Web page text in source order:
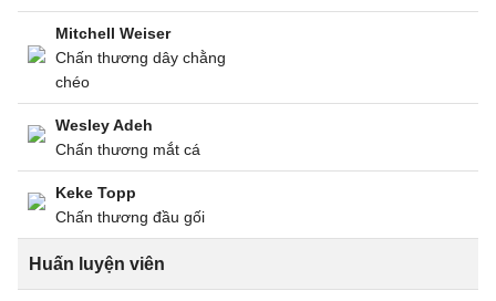
Mitchell Weiser
Chấn thương dây chằng
chéo
Wesley Adeh
Chấn thương mắt cá
Keke Topp
Chấn thương đầu gối
Huấn luyện viên